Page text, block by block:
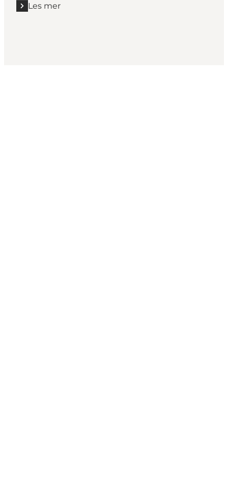
Les mer
Les mer "Manfreds "